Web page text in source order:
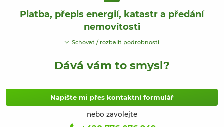
Platba, přepis energií, katastr a předání
nemovitosti
Schovat / rozbalit podrobnosti
Dává vám to smysl?
Napište mi přes kontaktní formulář
nebo zavolejte